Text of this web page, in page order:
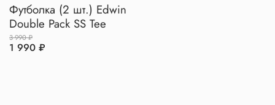
Футболка (2 шт.) Edwin
Double Pack SS Tee
3 990 ₽
1 990 ₽